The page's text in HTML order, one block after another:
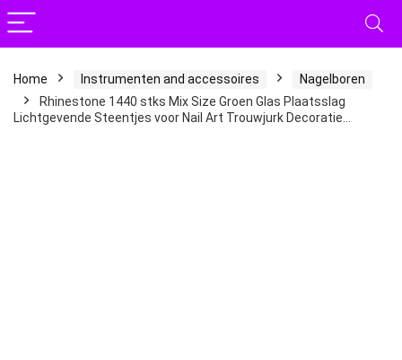
Home Instrumenten and accessoires
Nagelboren
Rhinestone 1440 stks Mix Size Groen Glas Plaatsslag
Lichtgevende Steentjes voor Nail Art Trouwjurk Decoratie…